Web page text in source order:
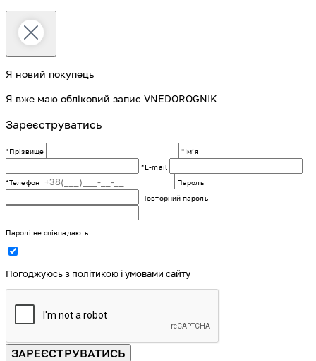
Я новий покупець
Я вже маю обліковий запис VNEDOROGNIK
Зареєструватись
*Прізвище
*Імʼя
*E-mail
*Телефон
Пароль
Повторний пароль
Паролі не співпадають
Погоджуюсь з політикою і умовами сайту
ЗАРЕЄСТРУВАТИСЬ